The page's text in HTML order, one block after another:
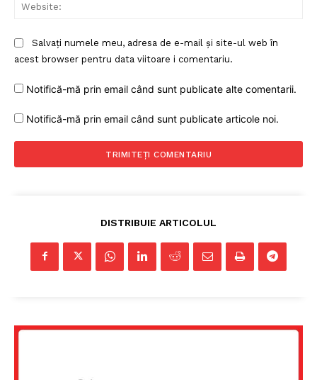
Salvați numele meu, adresa de e-mail și site-ul web în
acest browser pentru data viitoare i comentariu.
Notifică-mă prin email când sunt publicate alte comentarii.
Notifică-mă prin email când sunt publicate articole noi.
DISTRIBUIE ARTICOLUL